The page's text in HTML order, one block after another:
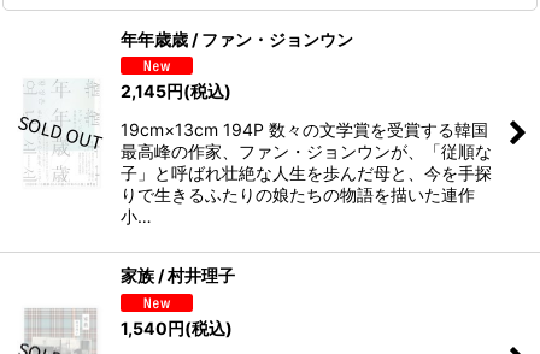
年年歳歳 / ファン・ジョンウン
2,145円(税込)
19cm×13cm 194P 数々の文学賞を受賞する韓国
最高峰の作家、ファン・ジョンウンが、「従順な
子」と呼ばれ壮絶な人生を歩んだ母と、今を手探
りで生きるふたりの娘たちの物語を描いた連作
小…
家族 / 村井理子
1,540円(税込)